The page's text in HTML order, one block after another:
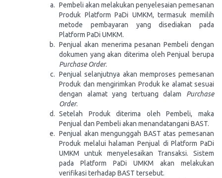
Pembeli akan melakukan penyelesaian pemesanan
Produk Platform PaDi UMKM, termasuk memilih
metode pembayaran yang disediakan pada
Platform PaDi UMKM.
Penjual akan menerima pesanan Pembeli dengan
dokumen yang akan diterima oleh Penjual berupa
Purchase Order.
Penjual selanjutnya akan memproses pemesanan
Produk dan mengirimkan Produk ke alamat sesuai
dengan alamat yang tertuang dalam Purchase
Order.
Setelah Produk diterima oleh Pembeli, maka
Penjual dan Pembeli akan menandatangani BAST.
Penjual akan mengunggah BAST atas pemesanan
Produk melalui halaman Penjual di Platform PaDi
UMKM untuk menyelesaikan Transaksi. Sistem
pada Platform PaDi UMKM akan melakukan
verifikasi terhadap BAST tersebut.